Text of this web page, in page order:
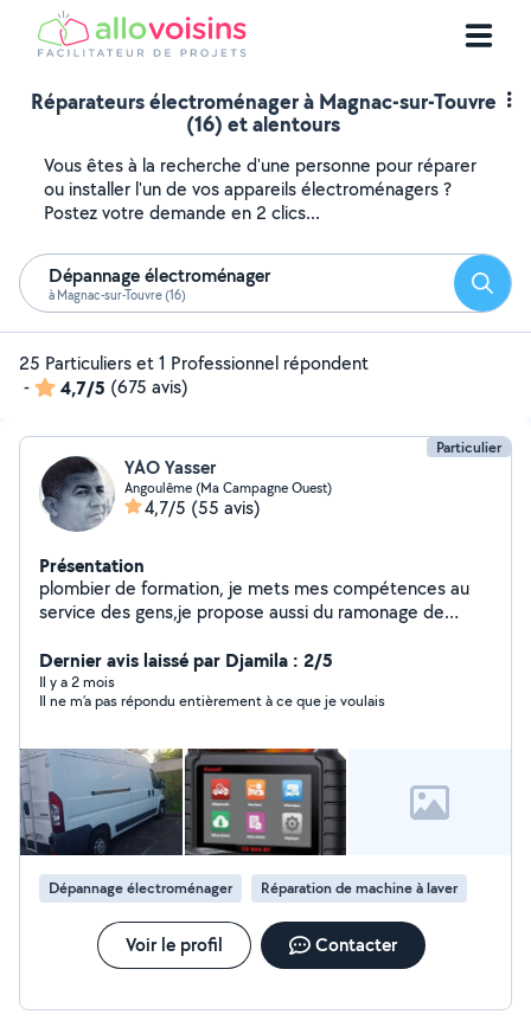
Réparateurs électroménager à Magnac-sur-Touvre
(16) et alentours
Vous êtes à la recherche d'une personne pour réparer
ou installer l'un de vos appareils électroménagers ?
Postez votre demande en 2 clics...
Dépannage électroménager
à Magnac-sur-Touvre (16)
25 Particuliers et 1 Professionnel répondent
-
4,7/5 (675 avis)
Particulier
YAO Yasser
Angoulême (Ma Campagne Ouest)
4,7/5 (55 avis)
Présentation
plombier de formation, je mets mes compétences au
service des gens,je propose aussi du ramonage de
électroménagers et électriques, jardinage, tapisserie. je
suis très sérieux, honnête et ponctuel. N'hésitez de me
contacter.
Dernier avis laissé par Djamila : 2/5
Il y a 2 mois
Il ne m’a pas répondu entièrement à ce que je voulais
Dépannage électroménager Réparation de machine à laver
Voir le profil Contacter